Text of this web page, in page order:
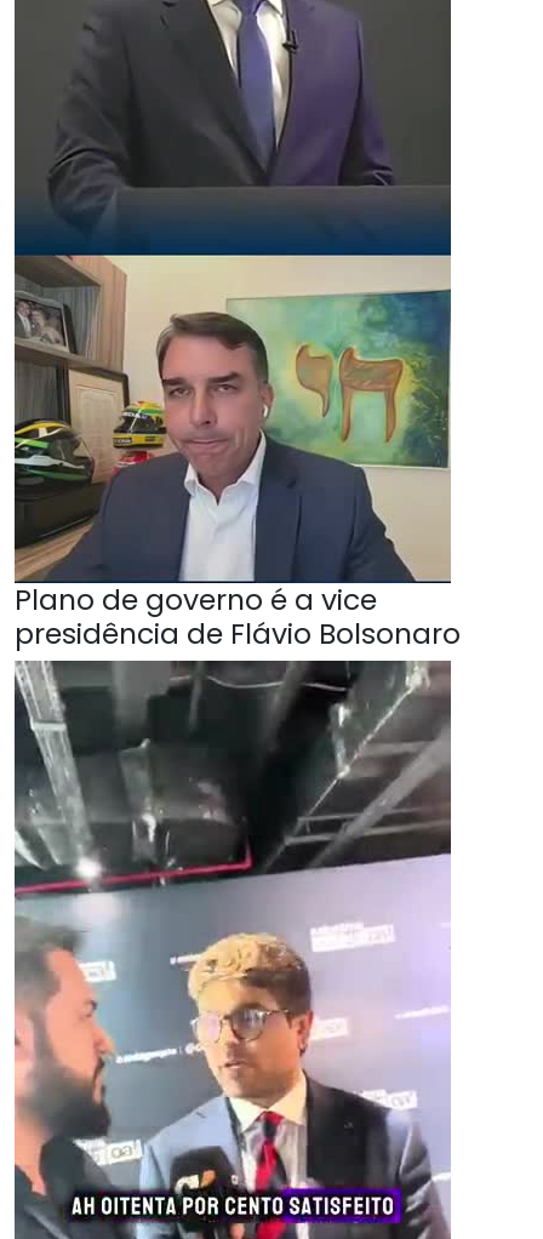
Plano de governo é a vice
presidência de Flávio Bolsonaro